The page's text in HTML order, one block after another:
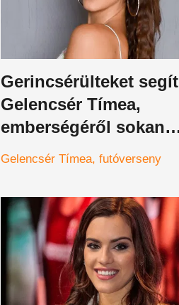
Gerincsérülteket segít
Gelencsér Tímea,
emberségéről sokan
példát vehetnének
Gelencsér Tímea futóverseny